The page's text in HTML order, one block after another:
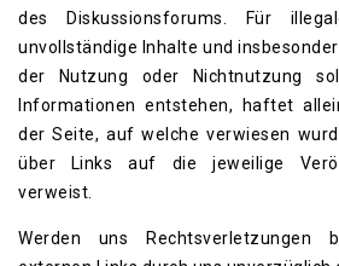
des Diskussionsforums. Für
unvollständige Inhalte und
der Nutzung oder Nichtnutzung
Informationen entstehen, haftet
der Seite, auf welche verwiesen
über Links auf die jeweilige
verweist.
Werden uns Rechtsverletzungen